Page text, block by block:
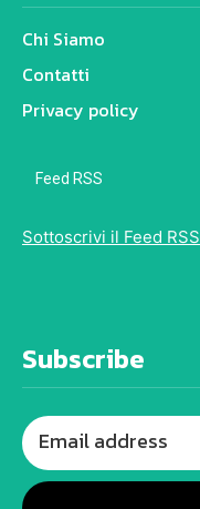
Chi Siamo
Contatti
Privacy policy
Feed RSS
Sottoscrivi il Feed RSS
Subscribe